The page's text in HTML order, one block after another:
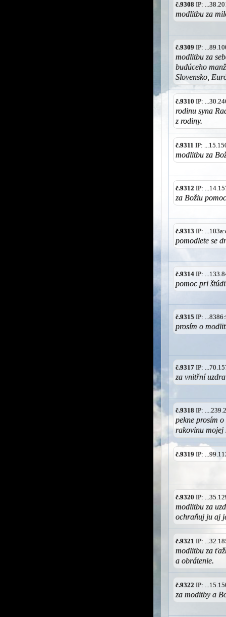
č.9308 IP:
modlitbu za
č.9309 IP:
modlitbu za
budúceho
Slovensko,
č.9310 IP:
rodinu syna
z rodiny.
č.9311 IP:
modlitbu za
č.9312 IP:
za Božiu
č.9313 IP:
pomodlete se
č.9314 IP:
pomoc pri
č.9315 IP:
prosím o
č.9317 IP:
za vnitřní
č.9318 IP:
pekne prosím
rakovinu mojej
č.9319 IP:
č.9320 IP:
modlitbu za
ochraňuj ju aj
č.9321 IP:
modlitbu za
a obrátenie.
č.9322 IP:
za moditby a